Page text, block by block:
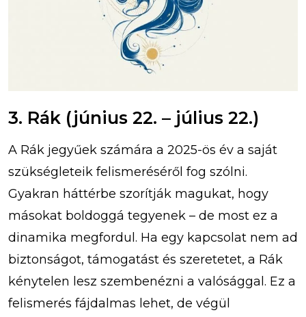
3. Rák (június 22. – július 22.)
A Rák jegyűek számára a 2025-ös év a saját
szükségleteik felismeréséről fog szólni.
Gyakran háttérbe szorítják magukat, hogy
másokat boldoggá tegyenek – de most ez a
dinamika megfordul. Ha egy kapcsolat nem ad
biztonságot, támogatást és szeretetet, a Rák
kénytelen lesz szembenézni a valósággal. Ez a
felismerés fájdalmas lehet, de végül